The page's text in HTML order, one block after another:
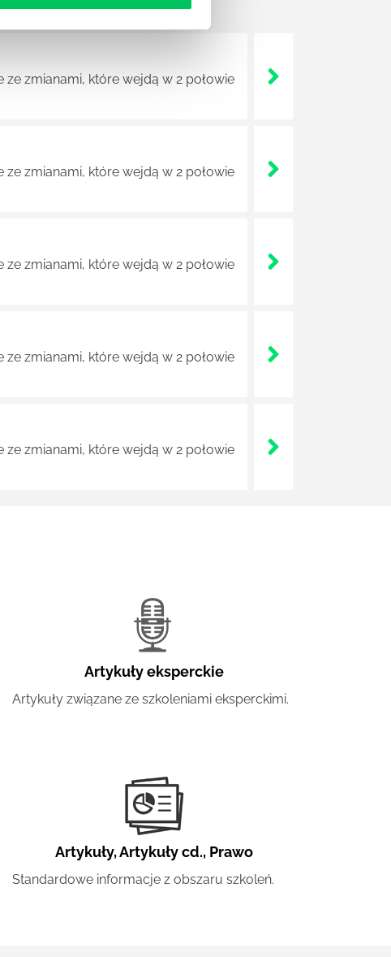
zmianami, które wejdą w 2 połowie
zmianami, które wejdą w 2 połowie
zmianami, które wejdą w 2 połowie
zmianami, które wejdą w 2 połowie
zmianami, które wejdą w 2 połowie
Artykuły eksperckie
Artykuły związane ze szkoleniami eksperckimi.
Artykuły,Artykuły cd., Prawo
Standardowe informacje z obszaru szkoleń.